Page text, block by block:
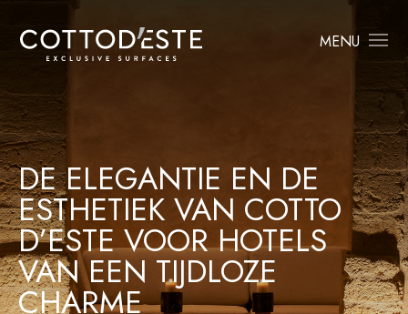
MENU
DE ELEGANTIE EN DE
ESTHETIEK VAN COTTO
D’ESTE VOOR HOTELS
VAN EEN TIJDLOZE
CHARME